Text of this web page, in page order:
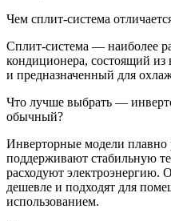
Чем сплит-система
Сплит-система — наиболее
кондиционера, состоящий из
и предназначенный для
Что лучше выбрать —
обычный?
Инверторные модели плавно
поддерживают стабильную
расходуют электроэнергию.
дешевле и подходят для
использованием.